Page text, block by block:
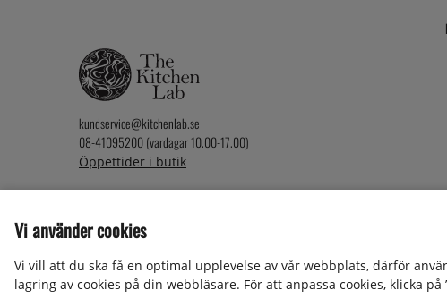
kundservice@kitchenlab.se
08-41095200 (vardagar 10.00-17.00)
Öppettider i butik
2026 KitchenLab AB
Vi använder cookies
Vi vill att du ska få en optimal upplevelse av vår webbplats, därför
lagring av cookies på din webbläsare. För att anpassa cookies, klicka på